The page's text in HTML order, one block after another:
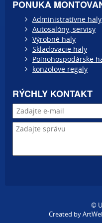
PONUKA
Administratívne haly
Autosalóny, servisy
Výrobné haly
Skladovacie haly
Poľnohospodárske
konzolove regaly
RÝCHLY KONTAKT
©
Created by